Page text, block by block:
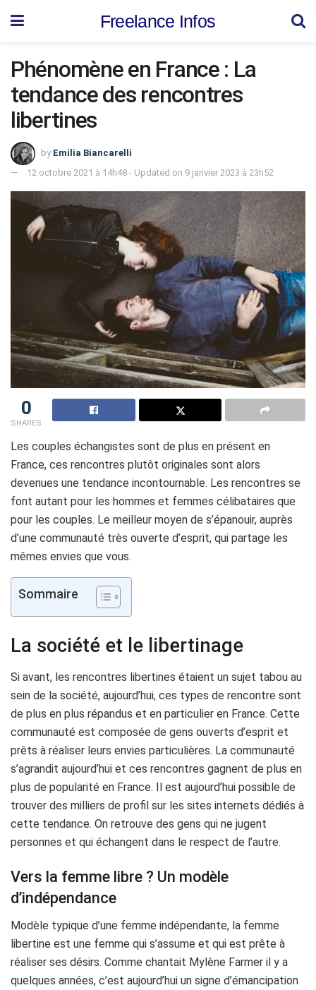
Freelance Infos
Phénomène en France : La
tendance des rencontres
libertines
by Emilia Biancarelli
12 octobre 2021 à 14h48 - Updated on 9 janvier 2023 à 23h52
0
SHARES
Les couples échangistes sont de plus en présent en
France, ces rencontres plutôt originales sont alors
devenues une tendance incontournable. Les rencontres se
font autant pour les hommes et femmes célibataires que
pour les couples. Le meilleur moyen de s’épanouir, auprès
d’une communauté très ouverte d’esprit, qui partage les
mêmes envies que vous.
Sommaire
La société et le libertinage
Si avant, les rencontres libertines étaient un sujet tabou au
sein de la société, aujourd’hui, ces types de rencontre sont
de plus en plus répandus et en particulier en France. Cette
communauté est composée de gens ouverts d’esprit et
prêts à réaliser leurs envies particulières. La communauté
s’agrandit aujourd’hui et ces rencontres gagnent de plus en
plus de popularité en France. Il est aujourd’hui possible de
trouver des milliers de profil sur les sites internets dédiés à
cette tendance. On retrouve des gens qui ne jugent
personnes et qui échangent dans le respect de l’autre.
Vers la femme libre ? Un modèle
d’indépendance
Modèle typique d’une femme indépendante, la femme
libertine est une femme qui s’assume et qui est prête à
réaliser ses désirs. Comme chantait Mylène Farmer il y a
quelques années, c’est aujourd’hui un signe d’émancipation